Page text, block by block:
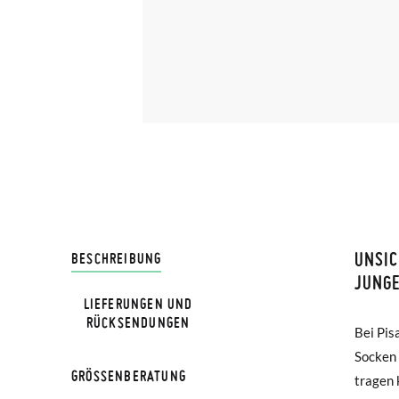
BESCHREIBUNG
Bei
tragen
LIEFERUNGEN UND
RÜCKSENDUNGEN
GRÖSSENBERATUNG
Alter